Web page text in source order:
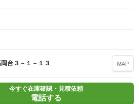
台３－１－１３ MAP
今すぐ在庫確認・見積依頼
電話する